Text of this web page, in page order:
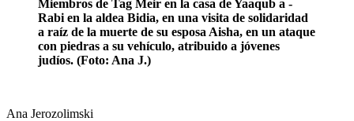
Miembros de Tag Meir en la casa de Yaaqub a -
Rabi en la aldea Bidia, en una visita de solidaridad
a raíz de la muerte de su esposa Aisha, en un ataque
con piedras a su vehículo, atribuido a jóvenes
judíos. (Foto: Ana J.)
Ana Jerozolimski